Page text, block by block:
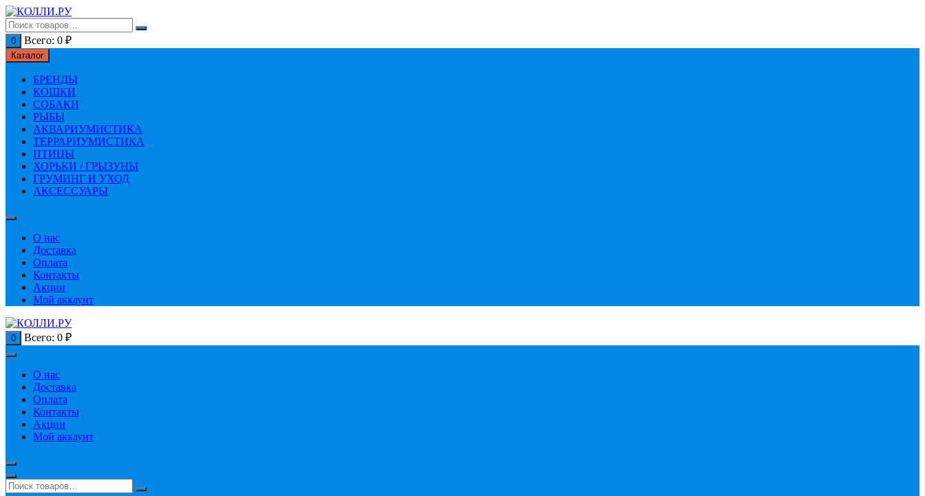
Перейти
к
содержимому
0 Всего: 0 ₽
Каталог
БРЕНДЫ
КОШКИ
СОБАКИ
РЫБЫ
АКВАРИУМИСТИКА
ТЕРРАРИУМИСТИКА
ПТИЦЫ
ХОРЬКИ / ГРЫЗУНЫ
ГРУМИНГ И УХОД
АКСЕССУАРЫ
О нас
Доставка
Оплата
Контакты
Акции
Мой аккаунт
0 Всего: 0 ₽
О нас
Доставка
Оплата
Контакты
Акции
Мой аккаунт